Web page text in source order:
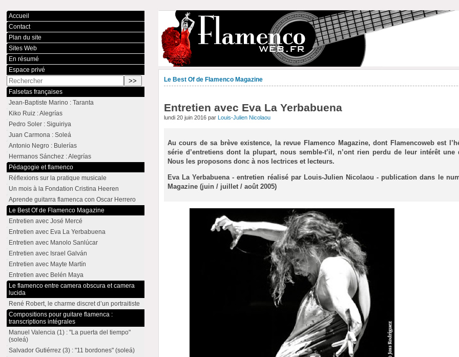
Le Best Of de Flamenco Magazine
Entretien avec Eva La Yerbabuena
lundi 20 juin 2016 parLouis-Julien Nicolaou
Au cours de sa brève existence, la revue Flamenco Magazine, dont Flamencoweb est
série d’entretiens dont la plupart, nous semble-t’il, n’ont rien perdu de leur intérêt une
Nous les proposons donc à nos lectrices et lecteurs.
Eva La Yerbabuena - entretien réalisé par Louis-Julien Nicolaou - publication dans le
Magazine (juin / juillet / août 2005)
Accueil
Contact
Plan du site
Sites Web
En résumé
Espace privé
Falsetas françaises
Jean-Baptiste Marino : Taranta
Kiko Ruiz : Alegrías
Pedro Soler : Siguiriya
Juan Carmona : Soleá
Antonio Negro : Bulerías
Hermanos Sánchez : Alegrías
Pédagogie et flamenco
Réflexions sur la pratique musicale
Un mois à la Fondation Cristina Heeren
Aprende guitarra flamenca con Oscar Herrero
Le Best Of de Flamenco Magazine
Entretien avec José Mercé
Entretien avec Eva La Yerbabuena
Entretien avec Manolo Sanlúcar
Entretien avec Israel Galván
Entretien avec Mayte Martín
Entretien avec Belén Maya
Le flamenco entre camera obscura et camera
lucida
René Robert, le charme discret d’un portraitiste
Compositions pour guitare flamenca :
transcriptions intégrales
Manuel Valencia (1) : "La puerta del tiempo"
(soleá)
Salvador Gutiérrez (3) : "11 bordones" (soleá)